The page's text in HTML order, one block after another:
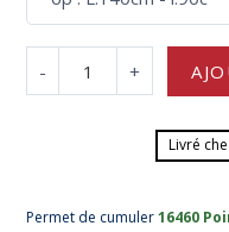
- +
Livré
Permet de cumuler16460